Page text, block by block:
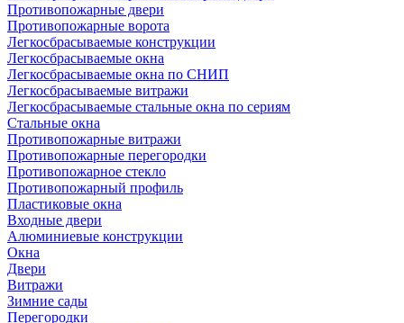
Противопожарные двери
Противопожарные ворота
Легкосбрасываемые конструкции
Легкосбрасываемые окна
Легкосбрасываемые окна по СНИП
Легкосбрасываемые витражи
Легкосбрасываемые стальные окна по сериям
Стальные окна
Противопожарные витражи
Противопожарные перегородки
Противопожарное стекло
Противопожарный профиль
Пластиковые окна
Входные двери
Алюминиевые конструкции
Окна
Двери
Витражи
Зимние сады
Перегородки